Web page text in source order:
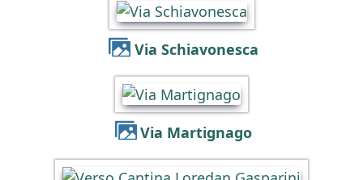
Via Schiavonesca
Via Martignago